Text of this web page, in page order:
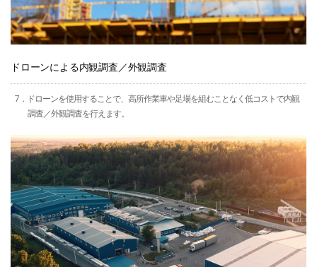
ドローンによる内観調査／外観調査
7．ドローンを使用することで、高所作業車や足場を組むことなく低コストで内観
調査／外観調査を行えます。